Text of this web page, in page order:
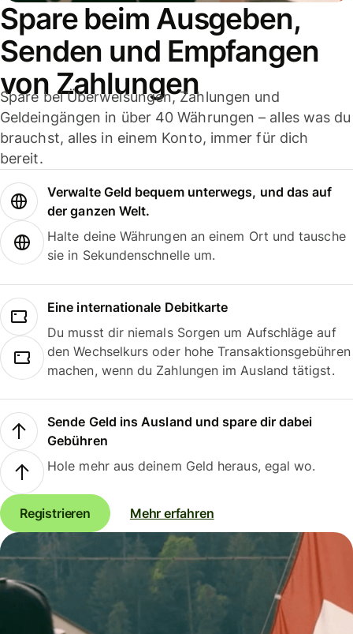
Spare beim Ausgeben,
Senden und Empfangen
von Zahlungen
Spare bei Überweisungen, Zahlungen und
Geldeingängen in über 40 Währungen – alles was du
brauchst, alles in einem Konto, immer für dich
bereit.
Verwalte Geld bequem unterwegs, und das auf
der ganzen Welt.
Halte deine Währungen an einem Ort und tausche
sie in Sekundenschnelle um.
Eine internationale Debitkarte
Du musst dir niemals Sorgen um Aufschläge auf
den Wechselkurs oder hohe Transaktionsgebühren
machen, wenn du Zahlungen im Ausland tätigst.
Sende Geld ins Ausland und spare dir dabei
Gebühren
Hole mehr aus deinem Geld heraus, egal wo.
Registrieren Mehr erfahren